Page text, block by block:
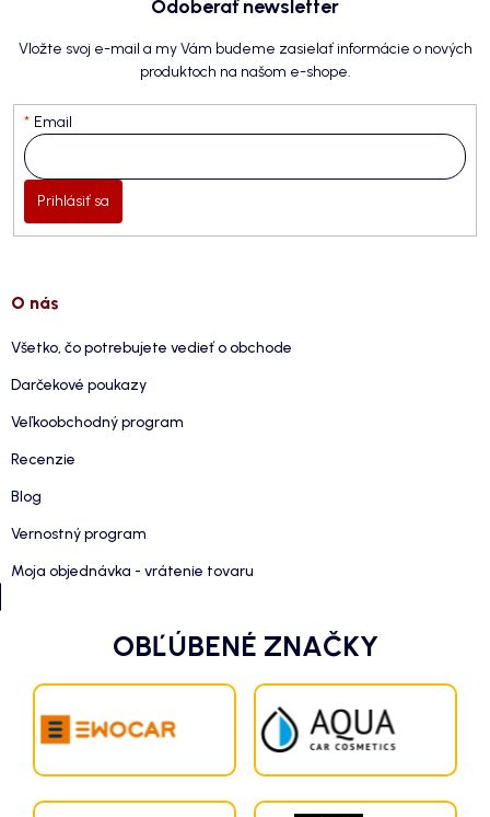
Odoberať newsletter
Vložte svoj e-mail a my Vám budeme zasielať informácie o nových
produktoch na našom e-shope.
Email
Prihlásiť sa
O nás
Všetko, čo potrebujete vedieť o obchode
Darčekové poukazy
Veľkoobchodný program
Recenzie
Blog
Vernostný program
Moja objednávka - vrátenie tovaru
OBĽÚBENÉ ZNAČKY